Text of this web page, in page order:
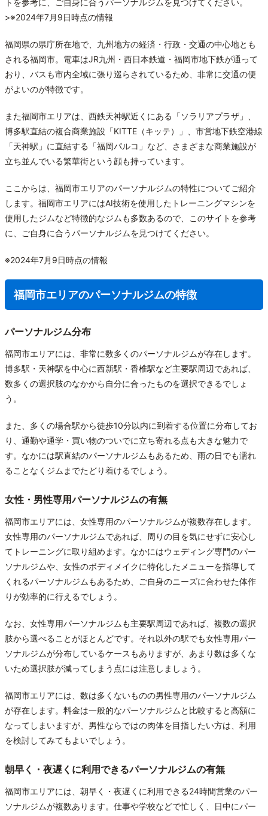
トを参考に、ご自身に合うパーソナルジムを見つけてください。
>※2024年7月9日時点の情報
福岡県の県庁所在地で、九州地方の経済・行政・交通の中心地とも
される福岡市。電車はJR九州・西日本鉄道・福岡市地下鉄が通って
おり、バスも市内全域に張り巡らされているため、非常に交通の便
がよいのが特徴です。
また福岡市エリアは、西鉄天神駅近くにある「ソラリアプラザ」、
博多駅直結の複合商業施設「KITTE（キッテ）」、市営地下鉄空港線
「天神駅」に直結する「福岡パルコ」など、さまざまな商業施設が
立ち並んでいる繁華街という顔も持っています。
ここからは、福岡市エリアのパーソナルジムの特性についてご紹介
します。福岡市エリアにはAI技術を使用したトレーニングマシンを
使用したジムなど特徴的なジムも多数あるので、このサイトを参考
に、ご自身に合うパーソナルジムを見つけてください。
※2024年7月9日時点の情報
福岡市エリアのパーソナルジムの特徴
パーソナルジム分布
福岡市エリアには、非常に数多くのパーソナルジムが存在します。
博多駅・天神駅を中心に西新駅・香椎駅など主要駅周辺であれば、
数多くの選択肢のなかから自分に合ったものを選択できるでしょ
う。
また、多くの場合駅から徒歩10分以内に到着する位置に分布してお
り、通勤や通学・買い物のついでに立ち寄れる点も大きな魅力で
す。なかには駅直結のパーソナルジムもあるため、雨の日でも濡れ
ることなくジムまでたどり着けるでしょう。
女性・男性専用パーソナルジムの有無
福岡市エリアには、女性専用のパーソナルジムが複数存在します。
女性専用のパーソナルジムであれば、周りの目を気にせずに安心し
てトレーニングに取り組めます。なかにはウェディング専門のパー
ソナルジムや、女性のボディメイクに特化したメニューを指導して
くれるパーソナルジムもあるため、ご自身のニーズに合わせた体作
りが効率的に行えるでしょう。
なお、女性専用パーソナルジムも主要駅周辺であれば、複数の選択
肢から選べることがほとんどです。それ以外の駅でも女性専用パー
ソナルジムが分布しているケースもありますが、あまり数は多くな
いため選択肢が減ってしまう点には注意しましょう。
福岡市エリアには、数は多くないものの男性専用のパーソナルジム
が存在します。料金は一般的なパーソナルジムと比較すると高額に
なってしまいますが、男性ならではの肉体を目指したい方は、利用
を検討してみてもよいでしょう。
朝早く・夜遅くに利用できるパーソナルジムの有無
福岡市エリアには、朝早く・夜遅くに利用できる24時間営業のパー
ソナルジムが複数あります。仕事や学校などで忙しく、日中にパー